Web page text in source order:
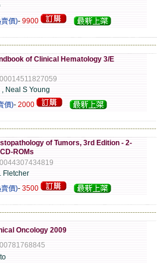
價)- 9900
of Clinical Hematology 3/E
Neal S Young
價)- 2000
of Tumors, 3rd Edition - 2-
ROMs
Fletcher
價)- 3500
Oncology 2009